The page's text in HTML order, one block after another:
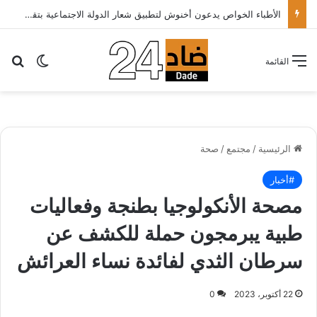
الأطباء الخواص يدعون أخنوش لتطبيق شعار الدولة الاجتماعية بتقليص كلفة العلاج على المرضى…
الوضع القائمة
الرئيسية / مجتمع / صحة
#أخبار
مصحة الأنكولوجيا بطنجة وفعاليات
طبية يبرمجون حملة للكشف عن
سرطان الثدي لفائدة نساء العرائش
22 أكتوبر، 2023 0